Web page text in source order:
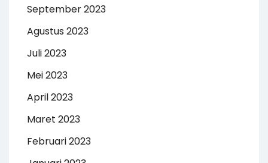
September 2023
Agustus 2023
Juli 2023
Mei 2023
April 2023
Maret 2023
Februari 2023